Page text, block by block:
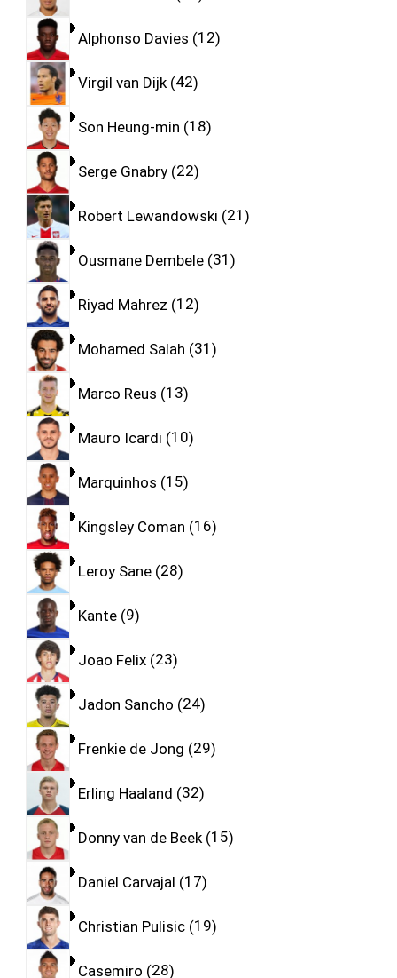
Alphonso Davies 12
Virgil van Dijk 42
Son Heung-min 18
Serge Gnabry 22
Robert Lewandowski 21
Ousmane Dembele 31
Riyad Mahrez 12
Mohamed Salah 31
Marco Reus 13
Mauro Icardi 10
Marquinhos 15
Kingsley Coman 16
Leroy Sane 28
Kante 9
Joao Felix 23
Jadon Sancho 24
Frenkie de Jong 29
Erling Haaland 32
Donny van de Beek 15
Daniel Carvajal 17
Christian Pulisic 19
Casemiro 28